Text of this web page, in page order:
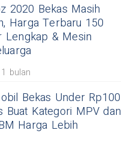
2020 Bekas Masih
Harga Terbaru 150
Lengkap & Mesin
1 bulan
Bekas Under Rp100
Buat Kategori MPV dan
Harga Lebih